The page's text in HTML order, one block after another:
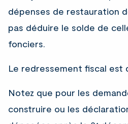
dépenses de restauration
pas déduire le solde de
fonciers.
Le redressement fiscal est
Notez que pour les
construire ou les